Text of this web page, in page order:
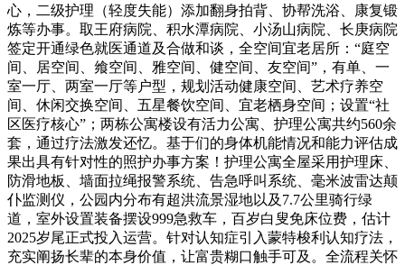
心，二级护理（轻度失能）添加翻身拍背、协帮洗浴、康复锻
炼等办事。取王府病院、积水潭病院、小汤山病院、长庚病院
签定开通绿色就医通道及合做和谈，全空间宜老居所：“庭空
间、居空间、飨空间、雅空间、健空间、友空间”，有单、一
室一厅、两室一厅等户型，规划活动健康空间、艺术疗养空
间、休闲交换空间、五星餐饮空间、宜老栖身空间；设置“社
区医疗核心”；两栋公寓楼设有活力公寓、护理公寓共约560余
套，通过疗法激发还忆。基于们的身体机能情况和能力评估成
果出具有针对性的照护办事方案！护理公寓全屋采用护理床、
防滑地板、墙面拉绳报警系统、告急呼叫系统、毫米波雷达颠
仆监测仪，公园内分布有超洪流景湿地以及7.7公里骑行绿
道，室外设置装备摆设999急救车，百岁白叟免床位费，估计
2025岁尾正式投入运营。针对认知症引入蒙特梭利认知疗法，
充实阐扬长辈的本身价值，让富贵糊口触手可及。全流程关怀